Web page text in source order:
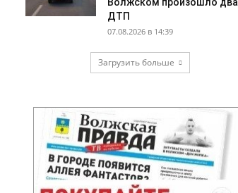
ДТП
07.08.2026 в 14:39
Загрузить больше